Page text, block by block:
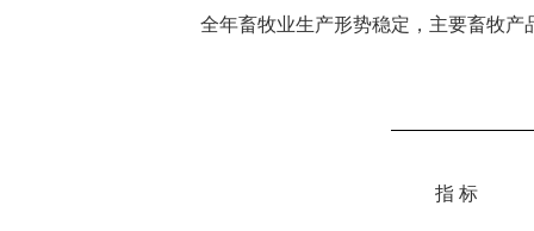
全年畜牧业生产形势稳定，主要畜牧产
指 标